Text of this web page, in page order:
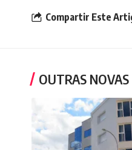
Compartir Este
OUTRAS